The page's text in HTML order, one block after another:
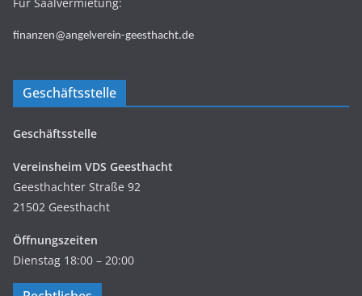
finanzen@angelverein-geesthacht.de
Geschäftsstelle
Geschäftsstelle
Vereinsheim VDS Geesthacht
Geesthachter Straße 92
21502 Geesthacht
Öffnungszeiten
Dienstag 18:00 – 20:00